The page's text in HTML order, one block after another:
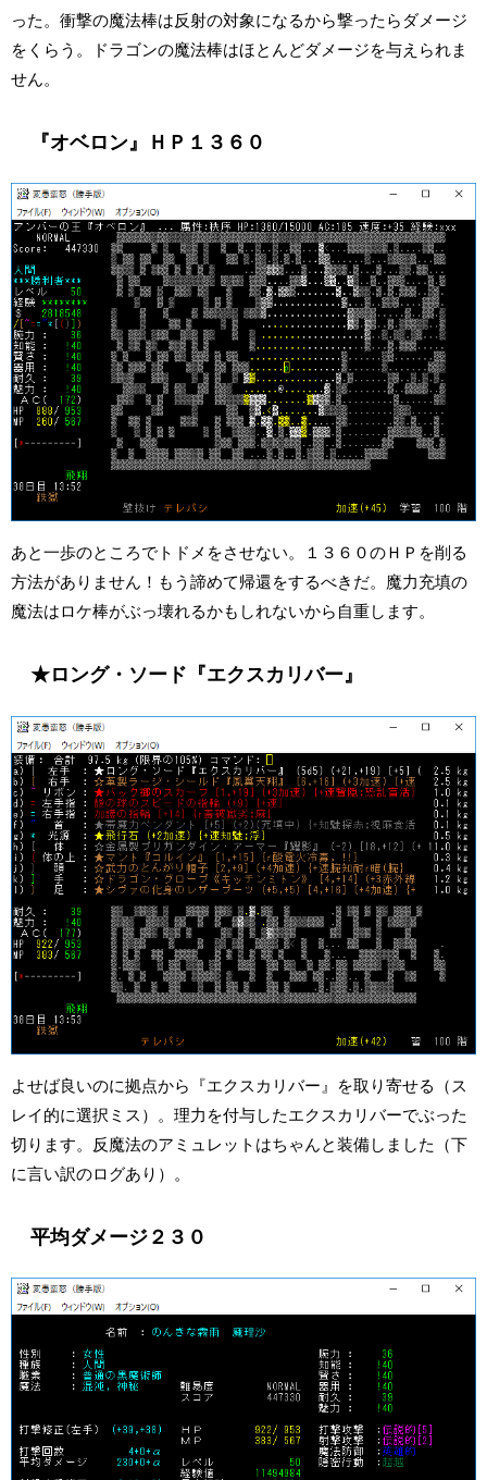
った。衝撃の魔法棒は反射の対象になるから撃ったらダメージ
をくらう。ドラゴンの魔法棒はほとんどダメージを与えられま
せん。
『オベロン』ＨＰ１３６０
あと一歩のところでトドメをさせない。１３６０のＨＰを削る
方法がありません！もう諦めて帰還をするべきだ。魔力充填の
魔法はロケ棒がぶっ壊れるかもしれないから自重します。
★ロング・ソード『エクスカリバー』
よせば良いのに拠点から『エクスカリバー』を取り寄せる（ス
レイ的に選択ミス）。理力を付与したエクスカリバーでぶった
切ります。反魔法のアミュレットはちゃんと装備しました（下
に言い訳のログあり）。
平均ダメージ２３０